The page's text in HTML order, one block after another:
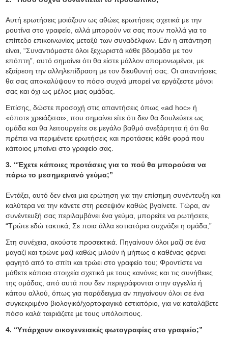
Αυτή ερωτήσεις μοιάζουν ως αθώες ερωτήσεις σχετικά με την
ρουτίνα στο γραφείο, αλλά μπορούν να σας πουν πολλά για το
επίπεδο επικοινωνίας μεταξύ των συναδέλφων. Εάν η απάντηση
είναι, “Συναντιόμαστε όλοι ξεχωριστά κάθε βδομάδα με τον
επόπτη”, αυτό σημαίνει ότι θα είστε μάλλον απομονωμένοι, με
εξαίρεση την αλληλεπίδραση με τον διευθυντή σας. Οι απαντήσεις
θα σας αποκαλύψουν το πόσο συχνά μπορεί να εργάζεστε μόνοι
σας και όχι ως μέλος μιας ομάδας.
Επίσης, δώστε προσοχή στις απαντήσεις όπως «ad hoc» ή
«όποτε χρειάζεται», που σημαίνει είτε ότι δεν θα δουλεύετε ως
ομάδα και θα λειτουργείτε σε μεγάλο βαθμό ανεξάρτητα ή ότι θα
πρέπει να περιμένετε ερωτήσεις και προτάσεις κάθε φορά που
κάποιος μπαίνει στο γραφείο σας.
3. “Έχετε κάποιες προτάσεις για το πού θα μπορούσα να
πάρω το μεσημεριανό γεύμα;”
Εντάξει, αυτό δεν είναι μια ερώτηση για την επίσημη συνέντευξη και
καλύτερα να την κάνετε στη ρεσεψιόν καθώς βγαίνετε. Τώρα, αν
συνέντευξή σας περιλαμβάνει ένα γεύμα, μπορείτε να ρωτήσετε,
“Τρώτε εδώ τακτικά; Σε ποια άλλα εστιατόρια συχνάζει η ομάδα;”
Στη συνέχεια, ακούστε προσεκτικά. Πηγαίνουν όλοι μαζί σε ένα
μαγαζί και τρώνε μαζί καθώς μιλούν ή μήπως ο καθένας φέρνει
φαγητό από το σπίτι και τρώει στο γραφείο του; Φροντίστε να
μάθετε κάποια στοιχεία σχετικά με τους κανόνες και τις συνήθειες
της ομάδας, από αυτά που δεν περιγράφονται στην αγγελία ή
κάπου αλλού, όπως για παράδειγμα αν πηγαίνουν όλοι σε ένα
συγκεκριμένο βιολογικό/χορτοφαγικό εστιατόριο, για να καταλάβετε
πόσο καλά ταιριάζετε με τους υπόλοιπους.
4. “Υπάρχουν οικογενειακές φωτογραφίες στο γραφείο;”